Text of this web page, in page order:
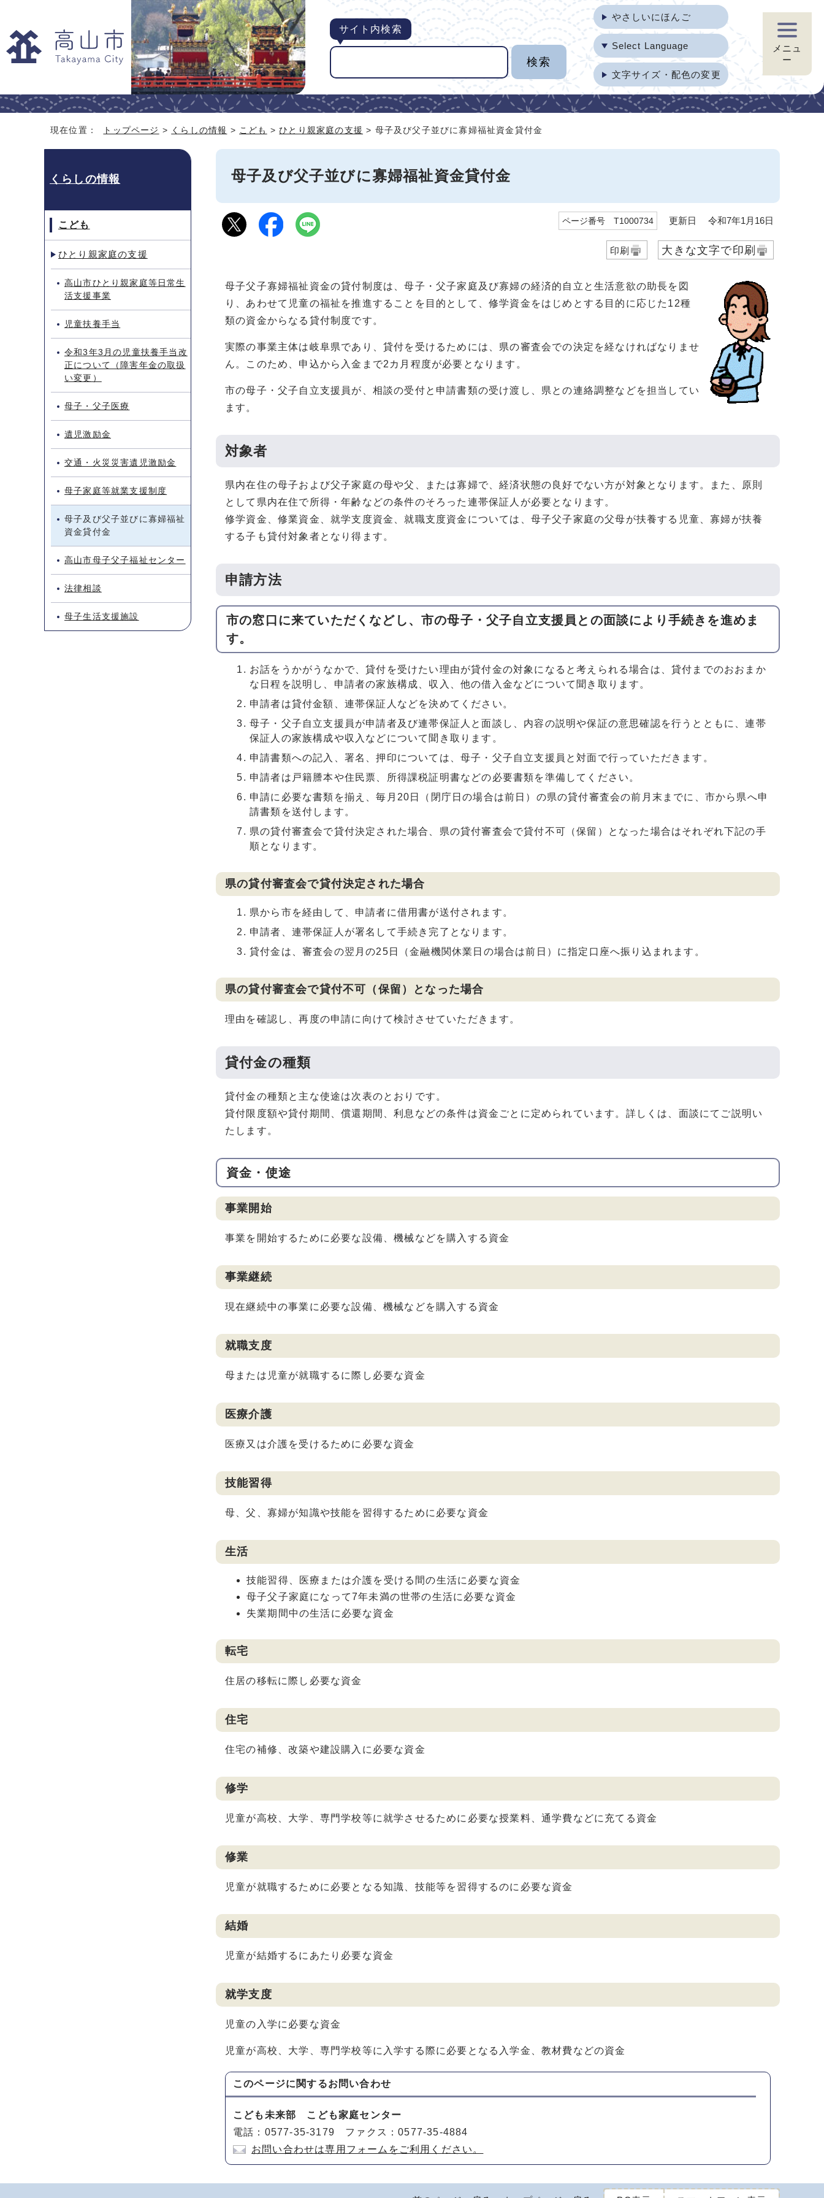
サイト内検索
やさしいにほんご
Select Language
文字サイズ・配色の変更
メニュ
ー
現在位置： トップページ > くらしの情報 > こども >ひとり親家庭の支援 > 母子及び父子並びに寡婦福祉資金貸付金
母子及び父子並びに寡婦福祉資金貸付金
ページ番号 T1000734 更新日 令和7年1月16日
印刷 大きな文字で印刷
母子父子寡婦福祉資金の貸付制度は、母子・父子家庭及び寡婦の経済的自立と生活意欲の助長を図
り、あわせて児童の福祉を推進することを目的として、修学資金をはじめとする目的に応じた12種
類の資金からなる貸付制度です。
実際の事業主体は岐阜県であり、貸付を受けるためには、県の審査会での決定を経なければなりませ
ん。このため、申込から入金まで2カ月程度が必要となります。
市の母子・父子自立支援員が、相談の受付と申請書類の受け渡し、県との連絡調整などを担当してい
ます。
対象者
県内在住の母子および父子家庭の母や父、または寡婦で、経済状態の良好でない方が対象となります。また、原則
として県内在住で所得・年齢などの条件のそろった連帯保証人が必要となります。
修学資金、修業資金、就学支度資金、就職支度資金については、母子父子家庭の父母が扶養する児童、寡婦が扶養
する子も貸付対象者となり得ます。
申請方法
市の窓口に来ていただくなどし、市の母子・父子自立支援員との面談により手続きを進めま
す。
お話をうかがうなかで、貸付を受けたい理由が貸付金の対象になると考えられる場合は、貸付までのおおまか
な日程を説明し、申請者の家族構成、収入、他の借入金などについて聞き取ります。
申請者は貸付金額、連帯保証人などを決めてください。
母子・父子自立支援員が申請者及び連帯保証人と面談し、内容の説明や保証の意思確認を行うとともに、連帯
保証人の家族構成や収入などについて聞き取ります。
申請書類への記入、署名、押印については、母子・父子自立支援員と対面で行っていただきます。
申請者は戸籍謄本や住民票、所得課税証明書などの必要書類を準備してください。
申請に必要な書類を揃え、毎月20日（閉庁日の場合は前日）の県の貸付審査会の前月末までに、市から県へ申
請書類を送付します。
県の貸付審査会で貸付決定された場合、県の貸付審査会で貸付不可（保留）となった場合はそれぞれ下記の手
順となります。
県の貸付審査会で貸付決定された場合
県から市を経由して、申請者に借用書が送付されます。
申請者、連帯保証人が署名して手続き完了となります。
貸付金は、審査会の翌月の25日（金融機関休業日の場合は前日）に指定口座へ振り込まれます。
県の貸付審査会で貸付不可（保留）となった場合
理由を確認し、再度の申請に向けて検討させていただきます。
貸付金の種類
貸付金の種類と主な使途は次表のとおりです。
貸付限度額や貸付期間、償還期間、利息などの条件は資金ごとに定められています。詳しくは、面談にてご説明い
たします。
資金・使途
事業開始
事業を開始するために必要な設備、機械などを購入する資金
事業継続
現在継続中の事業に必要な設備、機械などを購入する資金
就職支度
母または児童が就職するに際し必要な資金
医療介護
医療又は介護を受けるために必要な資金
技能習得
母、父、寡婦が知識や技能を習得するために必要な資金
生活
技能習得、医療または介護を受ける間の生活に必要な資金
母子父子家庭になって7年未満の世帯の生活に必要な資金
失業期間中の生活に必要な資金
転宅
住居の移転に際し必要な資金
住宅
住宅の補修、改築や建設購入に必要な資金
修学
児童が高校、大学、専門学校等に就学させるために必要な授業料、通学費などに充てる資金
修業
児童が就職するために必要となる知識、技能等を習得するのに必要な資金
結婚
児童が結婚するにあたり必要な資金
就学支度
児童の入学に必要な資金
児童が高校、大学、専門学校等に入学する際に必要となる入学金、教材費などの資金
このページに関するお問い合わせ
こども未来部 こども家庭センター
電話：0577-35-3179 ファクス：0577-35-4884
お問い合わせは専用フォームをご利用ください。
くらしの情報
こども
ひとり親家庭の支援
高山市ひとり親家庭等日常生
活支援事業
児童扶養手当
令和3年3月の児童扶養手当改
正について（障害年金の取扱
い変更）
母子・父子医療
遺児激励金
交通・火災災害遺児激励金
母子家庭等就業支援制度
母子及び父子並びに寡婦福祉
資金貸付金
高山市母子父子福祉センター
法律相談
母子生活支援施設